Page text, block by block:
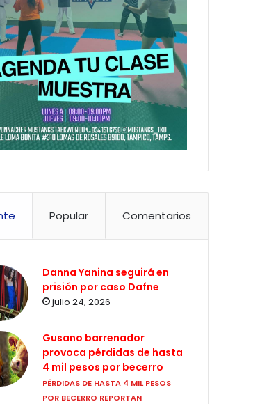
Popular Comentarios
Danna Yanina seguirá en
prisión por caso Dafne
julio 24, 2026
Gusano barrenador
provoca pérdidas de hasta
4 mil pesos por becerro
PÉRDIDAS DE HASTA 4 MIL PESOS
POR BECERRO REPORTAN